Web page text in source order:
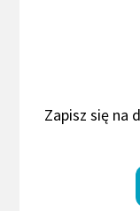
Zapisz się na